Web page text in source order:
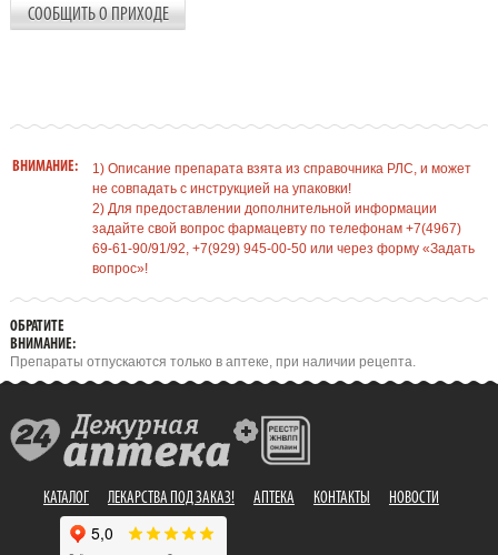
СООБЩИТЬ О ПРИХОДЕ
ВНИМАНИЕ:
1) Описание препарата взята из справочника РЛС, и может
не совпадать с инструкцией на упаковки!
2) Для предоставлении дополнительной информации
задайте свой вопрос фармацевту по телефонам +7(4967)
69-61-90/91/92, +7(929) 945-00-50 или через форму «Задать
вопрос»!
ОБРАТИТЕ
ВНИМАНИЕ:
Препараты отпускаются только в аптеке, при наличии рецепта.
КАТАЛОГ ЛЕКАРСТВА ПОД ЗАКАЗ! АПТЕКА КОНТАКТЫ НОВОСТИ